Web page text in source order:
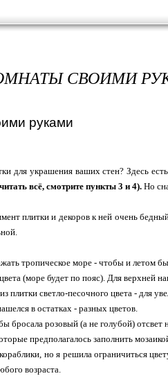
СВОИМИ
руками
для украшения ваших стен? Здесь
всё, смотрите пункты 3 и 4). Но
плитки и декоров к ней очень
тропическое море - чтобы и летом
(море будет по пояс). Для верхней
плитки светло-песочного цвета - для
в остатках - разных цветов.
бросала розовый (а не голубой) отсвет
предполагалось заполнить
но я решила ограничиться
возраста.